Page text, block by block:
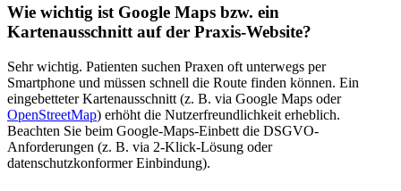
Wie wichtig ist Google Maps bzw. ein
Kartenausschnitt auf der Praxis-Website?
Sehr wichtig. Patienten suchen Praxen oft unterwegs per
Smartphone und müssen schnell die Route finden können. Ein
eingebetteter Kartenausschnitt (z. B. via Google Maps oder
OpenStreetMap) erhöht die Nutzerfreundlichkeit erheblich.
Beachten Sie beim Google-Maps-Einbett die DSGVO-
Anforderungen (z. B. via 2-Klick-Lösung oder
datenschutzkonformer Einbindung).